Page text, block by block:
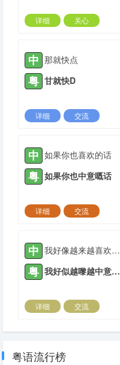
详细
关心
中 那就快点
粤 甘就快D
详细
交流
中 如果你也喜欢的话
粤 如果你也中意嘅话
详细
交流
中 我好像越来越喜欢你了
粤 我好似越嚟越中意你了
详细
交流
粤语流行榜